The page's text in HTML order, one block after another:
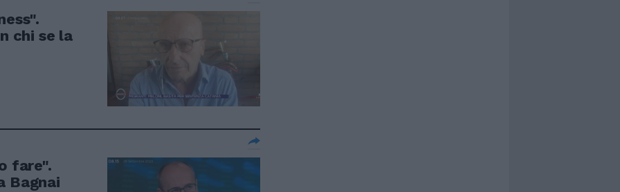
chi se la
fare".
Bagnai